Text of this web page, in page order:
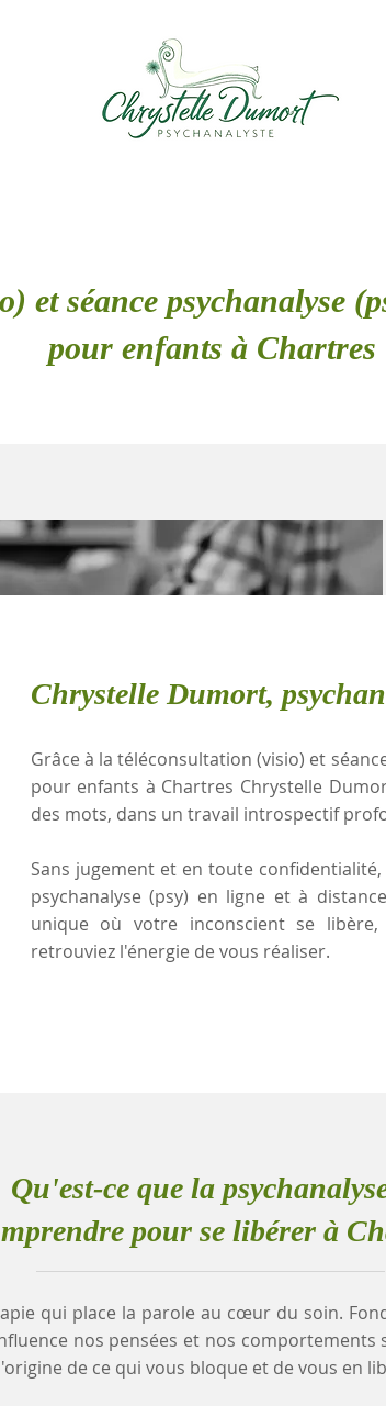
et séance psychanalyse
pour enfants à Chartres
Chrystelle Dumort,
Grâce à la téléconsultation (visio) et
pour enfants à Chartres Chrystelle
des mots, dans un travail introspectif
Sans jugement et en toute
psychanalyse (psy) en ligne et à
unique où votre inconscient se
retrouviez l'énergie de vous réaliser.
Qu'est-ce que la
pour se libérer à
qui place la parole au cœur du soin.
nos pensées et nos comportements
de ce qui vous bloque et de vous en